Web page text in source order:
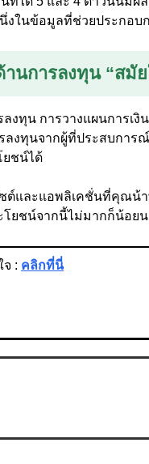
งในข้อมูลที่ช่วยประกอ
านการลงทุน “สมั
งทุน การวางแผนการเ
ลงทุนจากผู้ที่ประสบกา
ยชน์ได้
ซต์และแอพลิเคชั่นที่คุณ
โยชน์จากนี้ไม่มากก็น้อย
: คลิกที่นี่